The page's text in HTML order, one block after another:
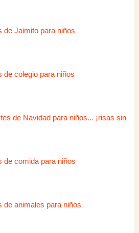
de Jaimito para niños
de colegio para niños
de Navidad para niños... ¡risas sin
de comida para niños
de animales para niños